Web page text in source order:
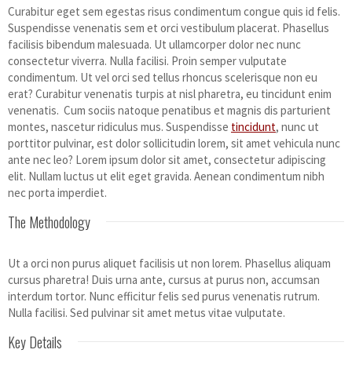
Curabitur eget sem egestas risus condimentum congue quis id felis.
Suspendisse venenatis sem et orci vestibulum placerat. Phasellus
facilisis bibendum malesuada. Ut ullamcorper dolor nec nunc
consectetur viverra. Nulla facilisi. Proin semper vulputate
condimentum. Ut vel orci sed tellus rhoncus scelerisque non eu
erat? Curabitur venenatis turpis at nisl pharetra, eu tincidunt enim
venenatis. Cum sociis natoque penatibus et magnis dis parturient
montes, nascetur ridiculus mus. Suspendisse tincidunt, nunc ut
porttitor pulvinar, est dolor sollicitudin lorem, sit amet vehicula nunc
ante nec leo? Lorem ipsum dolor sit amet, consectetur adipiscing
elit. Nullam luctus ut elit eget gravida. Aenean condimentum nibh
nec porta imperdiet.
The Methodology
Ut a orci non purus aliquet facilisis ut non lorem. Phasellus aliquam
cursus pharetra! Duis urna ante, cursus at purus non, accumsan
interdum tortor. Nunc efficitur felis sed purus venenatis rutrum.
Nulla facilisi. Sed pulvinar sit amet metus vitae vulputate.
Key Details